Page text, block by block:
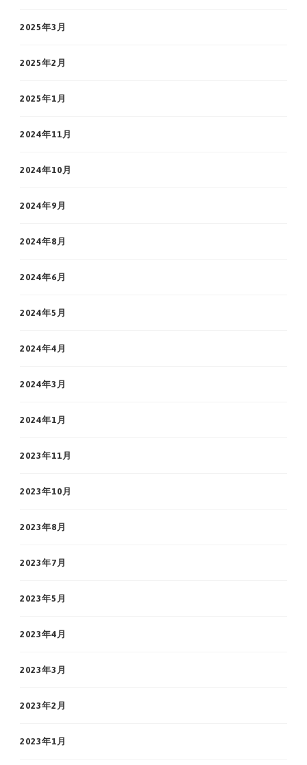
2025年3月
2025年2月
2025年1月
2024年11月
2024年10月
2024年9月
2024年8月
2024年6月
2024年5月
2024年4月
2024年3月
2024年1月
2023年11月
2023年10月
2023年8月
2023年7月
2023年5月
2023年4月
2023年3月
2023年2月
2023年1月